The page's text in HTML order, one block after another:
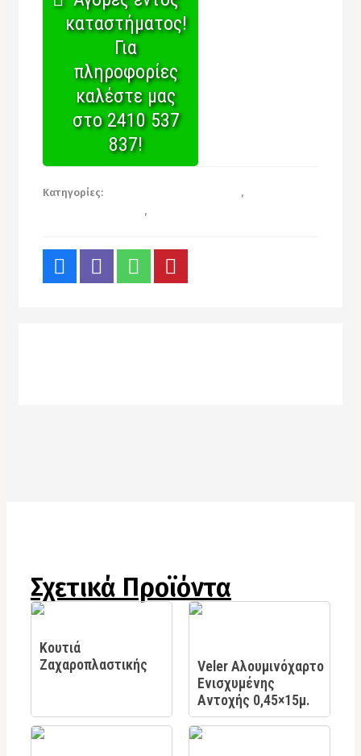
καταστήματος!
Για
πληροφορίες
καλέστε μας
στο 2410 537
837!
Κατηγορίες: ,
,
Σχετικά Προϊόντα
Κουτιά
Ζαχαροπλαστικής
Veler Αλουμινόχαρτο
Ενισχυμένης
Αντοχής 0,45×15μ.